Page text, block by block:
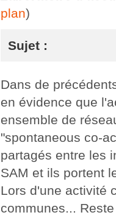
plan)
Sujet :
Dans de
en évidence que
ensemble de
"spontaneous co-
partagés entre les
SAM et ils portent
Lors d'une activité
communes...